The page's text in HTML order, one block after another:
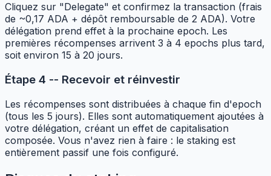
Cliquez sur "Delegate" et confirmez la transaction (frais
de ~0,17 ADA + dépôt remboursable de 2 ADA). Votre
délégation prend effet à la prochaine epoch. Les
premières récompenses arrivent 3 à 4 epochs plus tard,
soit environ 15 à 20 jours.
Étape 4 -- Recevoir et réinvestir
Les récompenses sont distribuées à chaque fin d'epoch
(tous les 5 jours). Elles sont automatiquement ajoutées à
votre délégation, créant un effet de capitalisation
composée. Vous n'avez rien à faire : le staking est
entièrement passif une fois configuré.